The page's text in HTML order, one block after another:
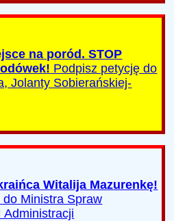
na poród. STOP
Podpisz petycję do
Jolanty Sobierańskiej-
Witalija Mazurenkę!
Ministra Spraw
Administracji